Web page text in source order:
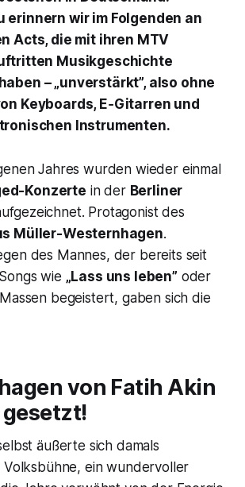
erinnern wir im Folgenden an
Acts, die mit ihren MTV
Musikgeschichte
– „unverstärkt”, also ohne
Keyboards, E‑Gitarren und
Instrumenten.
Jahres wurden wieder einmal
Konzerte in der Berliner
Protagonist des
Müller-Westernhagen.
des Mannes, der bereits seit
wie „Lass uns leben” oder
begeistert, gaben sich die
von Fatih Akin
gesetzt!
äußerte sich damals
Volksbühne, ein wundervoller